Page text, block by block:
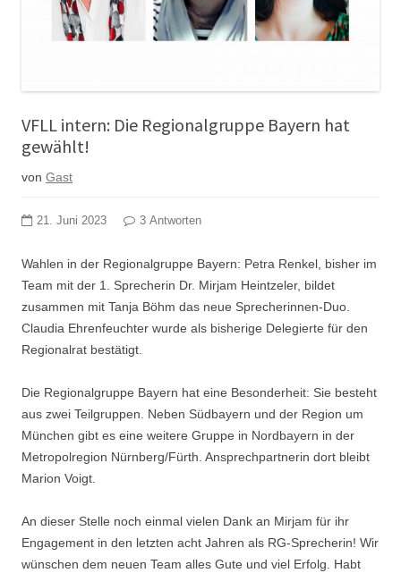
VFLL intern: Die Regionalgruppe Bayern hat
gewählt!
von Gast
21. Juni 2023 3 Antworten
Wahlen in der Regionalgruppe Bayern: Petra Renkel, bisher im
Team mit der 1. Sprecherin Dr. Mirjam Heintzeler, bildet
zusammen mit Tanja Böhm das neue Sprecherinnen-Duo.
Claudia Ehrenfeuchter wurde als bisherige Delegierte für den
Regionalrat bestätigt.
Die Regionalgruppe Bayern hat eine Besonderheit: Sie besteht
aus zwei Teilgruppen. Neben Südbayern und der Region um
München gibt es eine weitere Gruppe in Nordbayern in der
Metropolregion Nürnberg/Fürth. Ansprechpartnerin dort bleibt
Marion Voigt.
An dieser Stelle noch einmal vielen Dank an Mirjam für ihr
Engagement in den letzten acht Jahren als RG-Sprecherin! Wir
wünschen dem neuen Team alles Gute und viel Erfolg. Habt